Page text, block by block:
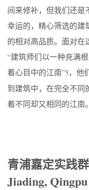
间来修补，但我们还是
幸运的，精心筛选的建
的相对高品质。面对在
“建筑师们以一种充满
着心目中的江南”5，他
到建筑中，在完全不同
着不同却又相同的江南。
青浦嘉定实践
Jiading, Qingpu